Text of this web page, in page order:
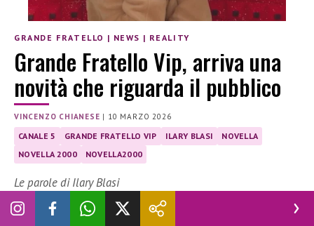
GRANDE FRATELLO | NEWS | REALITY
Grande Fratello Vip, arriva una
novità che riguarda il pubblico
VINCENZO CHIANESE | 10 MARZO 2026
CANALE 5 GRANDE FRATELLO VIP ILARY BLASI
NOVELLA
NOVELLA 2000
NOVELLA2000
Le parole di Ilary Blasi
Ilary Blasi annuncia un’importante